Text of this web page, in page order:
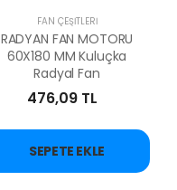
FAN ÇEŞİTLERİ
RADYAN FAN MOTORU
60X180 MM Kuluçka
Radyal Fan
476,09 TL
SEPETE EKLE